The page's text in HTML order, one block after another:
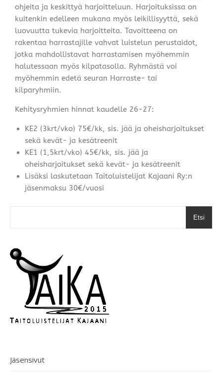
ohjeita ja keskittyä harjoitteluun. Harjoituksissa on
kuitenkin edelleen mukana myös leikillisyyttä, sekä
luovuutta tukevia harjoitteita. Tavoitteena on
rakentaa harrastajille vahvat luistelun perustaidot,
jotka mahdollistavat harrastamisen myöhemmin
halutessaan myös kilpatasolla. Ryhmästä voi
myöhemmin edetä seuran Harraste- tai
kilparyhmiin.
Kehitysryhmien hinnat kaudelle 26-27:
KE2 (3krt/vko) 75€/kk, sis. jää ja oheisharjoitukset
sekä kevät- ja kesätreenit
KE1 (1,5krt/vko) 45€/kk, sis. jää ja
oheisharjoitukset sekä kevät- ja kesätreenit
Lisäksi laskutetaan Taitoluistelijat Kajaani Ry:n
jäsenmaksu 30€/vuosi
Etsi
Jäsensivut